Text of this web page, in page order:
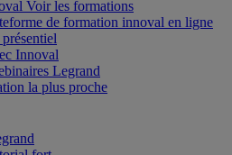
Voir les formations
de formation innoval en ligne
Innoval
Legrand
la plus proche